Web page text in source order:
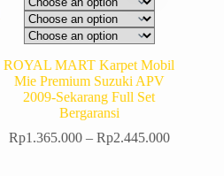
ROYAL MART Karpet Mobil
Mie Premium Suzuki APV
2009-Sekarang Full Set
Bergaransi
Rp1.365.000 – Rp2.445.000